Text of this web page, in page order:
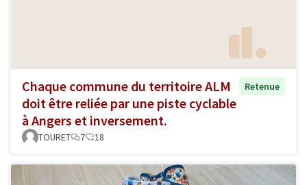
Chaque commune du territoire ALM
doit être reliée par une piste cyclable
à Angers et inversement.
Retenue
TOURET 7 18